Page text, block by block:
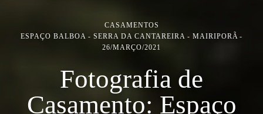
CASAMENTOS
ESPAÇO BALBOA - SERRA DA CANTAREIRA - MAIRIPORÃ
26/MARÇO/2021
Fotografia de
Casamento: Espaço